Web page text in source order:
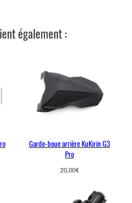
également :
Garde-boue arrière KuKirin G3
Pro
20,00€